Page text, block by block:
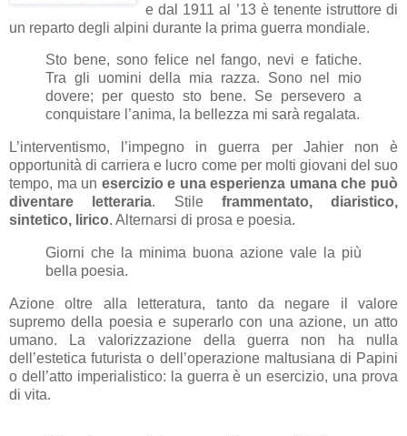
e dal 1911 al ’13 è tenente istruttore di
un reparto degli alpini durante la prima guerra mondiale.
Sto bene, sono felice nel fango, nevi e fatiche.
Tra gli uomini della mia razza. Sono nel mio
dovere; per questo sto bene. Se persevero a
conquistare l’anima, la bellezza mi sarà regalata.
L’interventismo, l’impegno in guerra per Jahier non è
opportunità di carriera e lucro come per molti giovani del suo
tempo, ma un esercizio e una esperienza umana che può
diventare letteraria. Stile frammentato, diaristico,
sintetico, lirico. Alternarsi di prosa e poesia.
Giorni che la minima buona azione vale la più
bella poesia.
Azione oltre alla letteratura, tanto da negare il valore
supremo della poesia e superarlo con una azione, un atto
umano. La valorizzazione della guerra non ha nulla
dell’estetica futurista o dell’operazione maltusiana di Papini
o dell’atto imperialistico: la guerra è un esercizio, una prova
di vita.